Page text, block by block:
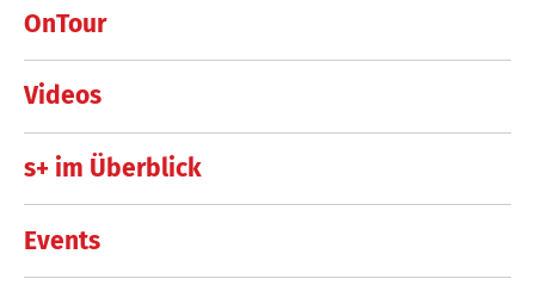
OnTour
Videos
s+ im Überblick
Events